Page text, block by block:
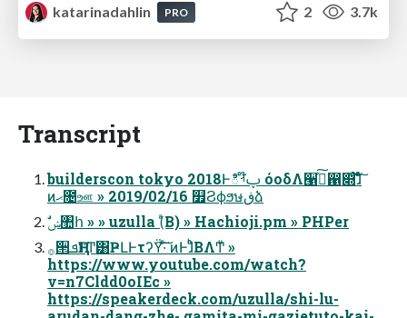
katarinadahlin
PRO 2 3.7k
Transcript
builderscon tokyo 2018Ͱిࢠ໊ࡳ όοδΛ੡࡞ͯ͠഑෍ͨ͠ɺͦͯͦ͠
ͷޙ೔ஊ » 2019/02/16 ௿Ϩϕϧษڧձ
ࣗݾ঺հ » » uzulla (͏ͣΒ) » Hachioji.pm » PHPer
࡞੒ܦҢͳͲ͸ҎԼͰτʔΫ͠·ͨ͠ ͷͰɺͦͪΒΛͲ͏ͧ »
https://www.youtube.com/watch?
v=n7Cldd0oIEc »
https://speakerdeck.com/uzulla/shi-lu-